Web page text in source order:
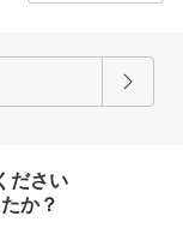
ださい
か？